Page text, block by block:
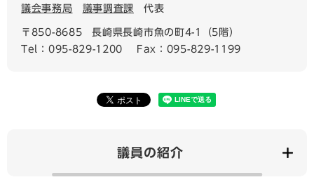
議会事務局 議事調査課 代表
〒850-8685
長崎県長崎市魚の町4-1（5階）
Tel：095-829-1200
Fax：095-829-1199
議員の紹介